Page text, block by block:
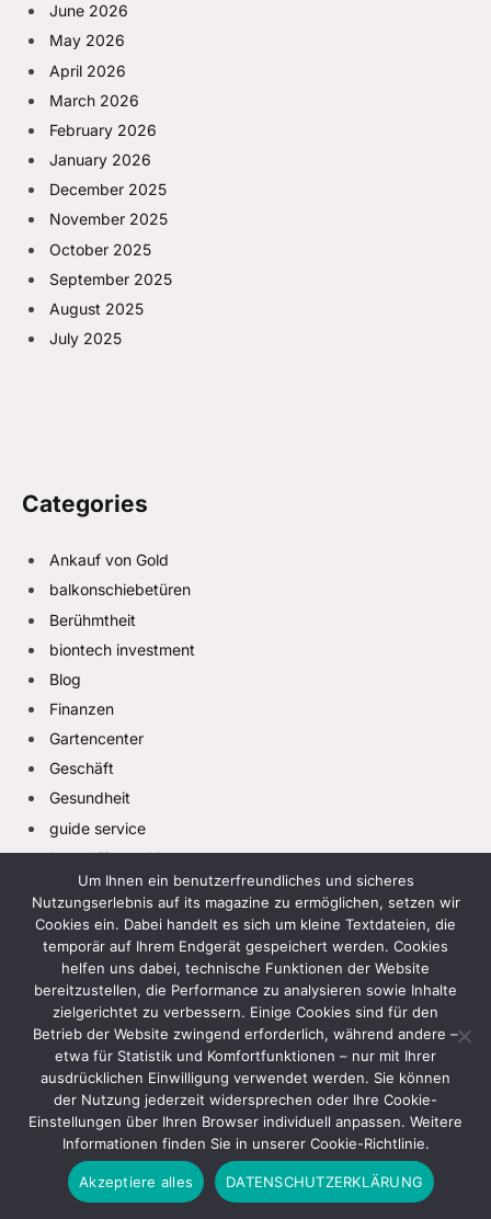
June 2026
May 2026
April 2026
March 2026
February 2026
January 2026
December 2025
November 2025
October 2025
September 2025
August 2025
July 2025
Categories
Ankauf von Gold
balkonschiebetüren
Berühmtheit
biontech investment
Blog
Finanzen
Gartencenter
Geschäft
Gesundheit
guide service
Immobilienmakler
kanalreinigung
KRYPTO
Kühltunnel
Lebensstil
moving company
Nachricht
Probenahme an Bodenproben
Solaranlagen
stahlwangentreppe
Technologie
verhinderungspflege beantragen
Um Ihnen ein benutzerfreundliches und sicheres
Nutzungserlebnis auf its magazine zu ermöglichen, setzen wir
Cookies ein. Dabei handelt es sich um kleine Textdateien, die
temporär auf Ihrem Endgerät gespeichert werden. Cookies
helfen uns dabei, technische Funktionen der Website
bereitzustellen, die Performance zu analysieren sowie Inhalte
zielgerichtet zu verbessern. Einige Cookies sind für den
Betrieb der Website zwingend erforderlich, während andere –
etwa für Statistik und Komfortfunktionen – nur mit Ihrer
ausdrücklichen Einwilligung verwendet werden. Sie können
der Nutzung jederzeit widersprechen oder Ihre Cookie-
Einstellungen über Ihren Browser individuell anpassen. Weitere
Informationen finden Sie in unserer Cookie-Richtlinie.
Akzeptiere alles DATENSCHUTZERKLÄRUNG